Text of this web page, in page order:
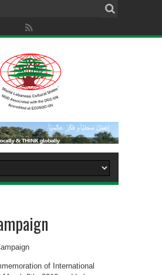
of International